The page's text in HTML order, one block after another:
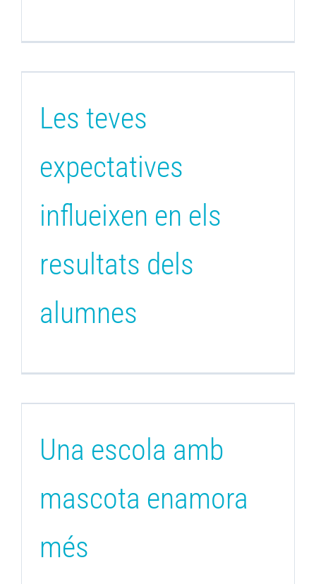
Les teves
expectatives
influeixen en els
resultats dels
alumnes
Una escola amb
mascota enamora
més